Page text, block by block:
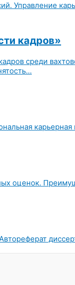
Управление
кадров»
среди
оценок.